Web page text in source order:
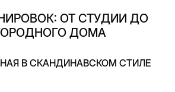
ОТ СТУДИИ ДО
ДОМА
В СКАНДИНАВСКОМ СТИЛЕ